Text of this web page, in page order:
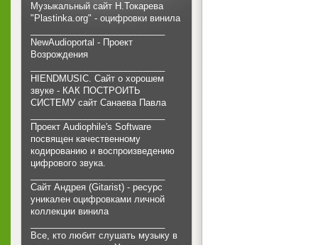
Музыкальный сайт Н.Токарева
"Plastinka.org" - оцифровки винила
NewAudioportal - Проект
Возрождения
HIENDMUSIC. Сайт о хорошем
звуке - КАК ПОСТРОИТЬ
СИСТЕМУ сайт Санаева Павла
Проект Audiophile's Software
посвящен качественному
кодированию и воспроизведению
цифрового звука.
Сайт Андрея (Gitarist) - ресурс
уникален оцифровками личной
коллекции винила
Все, кто любит слушать музыку в